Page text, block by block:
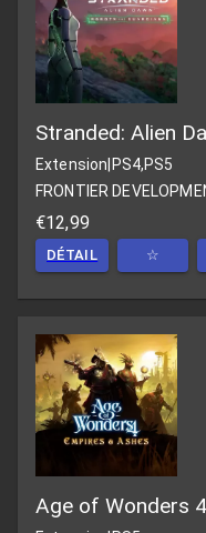
Stranded: Alien
Extension|PS4,PS5
FRONTIER
€12,99
DÉTAIL ☆
Age of Wonders